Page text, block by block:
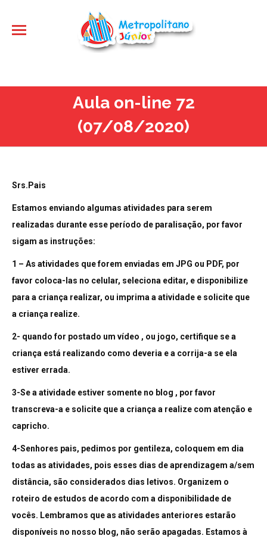
Aula on-line 72
(07/08/2020)
Srs.Pais
Estamos enviando algumas atividades para serem
realizadas durante esse período de paralisação, por favor
sigam as instruções:
1 – As atividades que forem enviadas em JPG ou PDF, por
favor coloca-las no celular, seleciona editar, e disponibilize
para a criança realizar, ou imprima a atividade e solicite que
a criança realize.
2- quando for postado um vídeo , ou jogo, certifique se a
criança está realizando como deveria e a corrija-a se ela
estiver errada.
3-Se a atividade estiver somente no blog , por favor
transcreva-a e solicite que a criança a realize com atenção e
capricho.
4-Senhores pais, pedimos por gentileza, coloquem em dia
todas as atividades, pois esses dias de aprendizagem a/sem
distância, são considerados dias letivos. Organizem o
roteiro de estudos de acordo com a disponibilidade de
vocês. Lembramos que as atividades anteriores estarão
disponíveis no nosso blog, não serão apagadas. Estamos à